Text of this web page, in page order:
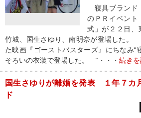
寝具ブランド
のＰＲイベント
式」が２２日、
竹城、国生さゆり、南明奈が登場した。
た映画『ゴーストバスターズ』にちなみ“
そろいの衣装で登場した。 “・・・ 続き
国生さゆりが離婚を発表 １年７カ
ド